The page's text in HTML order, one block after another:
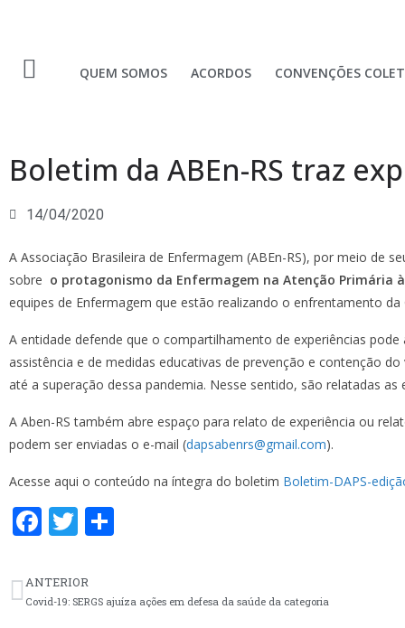
QUEM SOMOS ACORDOS CONVENÇÕES
Boletim da ABEn-RS traz
14/04/2020
A Associação Brasileira de Enfermagem (ABEn-RS), por meio de
sobre o protagonismo da Enfermagem na Atenção Primária
equipes de Enfermagem que estão realizando o enfrentamento
A entidade defende que o compartilhamento de experiências
assistência e de medidas educativas de prevenção e contenção
até a superação dessa pandemia. Nesse sentido, são relatadas
A Aben-RS também abre espaço para relato de experiência ou
podem ser enviadas o e-mail (dapsabenrs@gmail.com).
Acesse aqui o conteúdo na íntegra do boletim Boletim-DAPS-
F
e
b
T
itt
er e
ANTERIOR
Covid-19: SERGS ajuíza ações em defesa da saúde da categoria